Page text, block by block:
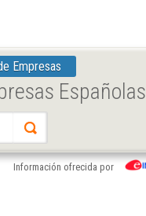
Empresas
Españolas
Información ofrecida por